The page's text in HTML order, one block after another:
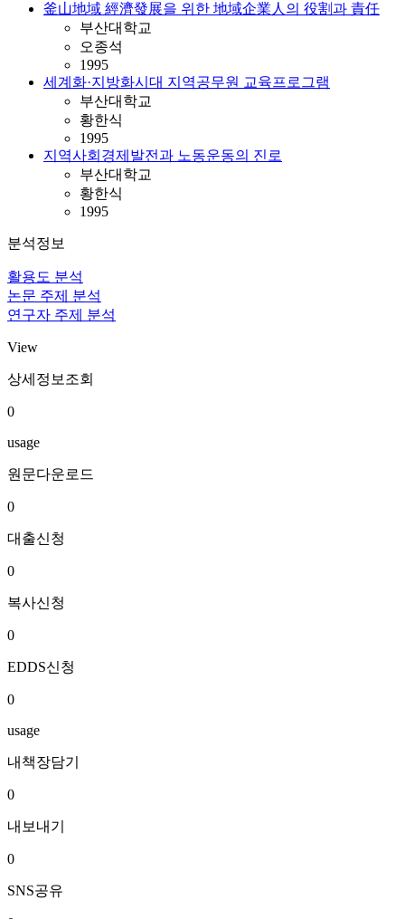
釜山地域 經濟發展을 위한 地域企業人의 役割과 責任
부산대학교
오종석
1995
세계화·지방화시대 지역공무원 교육프로그램
부산대학교
황한식
1995
지역사회경제발전과 노동운동의 진로
부산대학교
황한식
1995
분석정보
활용도 분석
논문 주제 분석
연구자 주제 분석
View
상세정보조회
0
usage
원문다운로드
0
대출신청
0
복사신청
0
EDDS신청
0
usage
내책장담기
0
내보내기
0
SNS공유